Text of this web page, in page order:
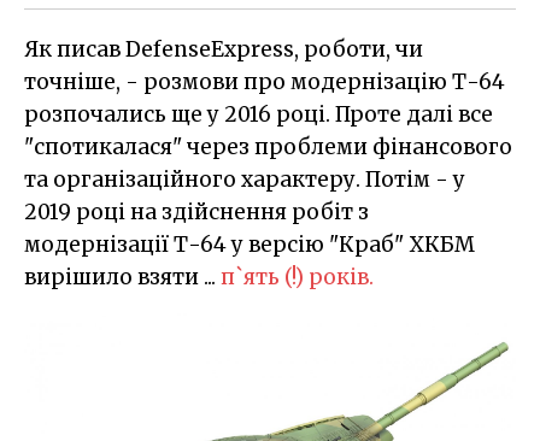
Як писав DefenseExpress, роботи, чи
точніше, - розмови про модернізацію Т-64
розпочались ще у 2016 році. Проте далі все
"спотикалася" через проблеми фінансового
та організаційного характеру. Потім - у
2019 році на здійснення робіт з
модернізації Т-64 у версію "Краб" ХКБМ
вирішило взяти ... п`ять (!) років.